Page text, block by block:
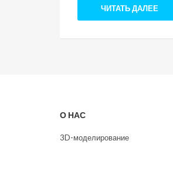
ЧИТАТЬ ДАЛЕЕ
О НАС
3D-моделирование